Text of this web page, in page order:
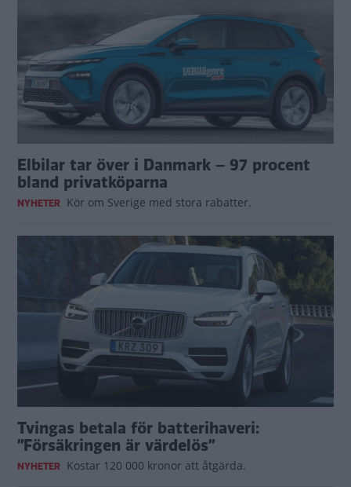
Elbilar tar över i Danmark – 97 procent
bland privatköparna
NYHETER Kör om Sverige med stora rabatter.
Tvingas betala för batterihaveri:
”Försäkringen är värdelös”
NYHETER Kostar 120 000 kronor att åtgärda.